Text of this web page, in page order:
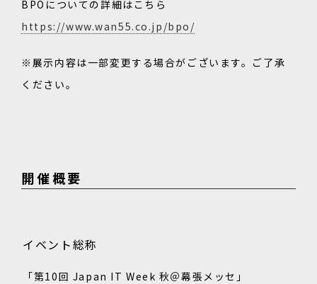
BPOについての詳細はこちら
https://www.wan55.co.jp/bpo/
※展示内容は一部変更する場合がございます。ご了承
ください。
開催概要
イベント総称
「第10回 Japan IT Week 秋＠幕張メッセ」